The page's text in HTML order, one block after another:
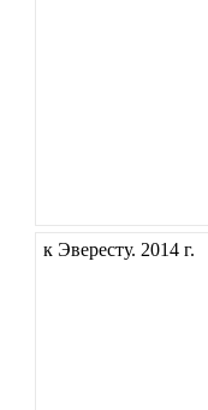
к Эвересту. 2014 г.